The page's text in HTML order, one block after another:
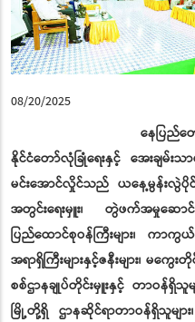
08/20/2025
နေပြည်
နိုင်ငံတော်လုံခြုံရေးနှင့် အေးချမ်းသ
မင်းအောင်လှိုင်သည် ယနေ့မွန်းလွဲပို
အတွင်းရေးမှူး၊ တွဲဖက်အမှုဆောင်
ပြည်ထောင်စုဝန်ကြီးများ၊ ကာကွ
အရာရှိကြီးများနှင့်ဇနီးများ၊ မကွ
စစ်ဌာနချုပ်တိုင်းမှူးနှင့် တာဝန်ရှိသူမ
မြို့တို့ရှိ ဌာနဆိုင်ရာတာဝန်ရှိသူများ